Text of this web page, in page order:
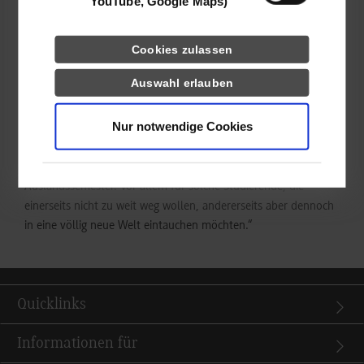
Cookies zulassen
Auswahl erlauben
Nur notwendige Cookies
ÖPNV empfunden, die trotz der rustikalen Optik in Zeiten von
Elektromobilität eine Renaissance erleben könnten. Und nicht
zuletzt wegen der historischen Altstadt mit dem höchsten
Kirchturm von Tschechien fanden sich die
Exkursionsteilnehmer*innen innerhalb kürzester Zeit gut
zurecht in Plzen. Abschließendes Fazit von Hartel: „Plzen ist
eine Reise Wert – und vermutlich sogar ein ganzes
Auslandssemester. Vor allem für solche Studierende, die
einerseits nicht zu weit weg wollen, andererseits aber dennoch
in eine völlig neue Welt eintauchen möchten.“
Quicklinks
Informationen für